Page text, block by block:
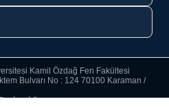
Kamil Özdağ Fen Fakültesi
Bulvarı No : 124 70100 Karaman /